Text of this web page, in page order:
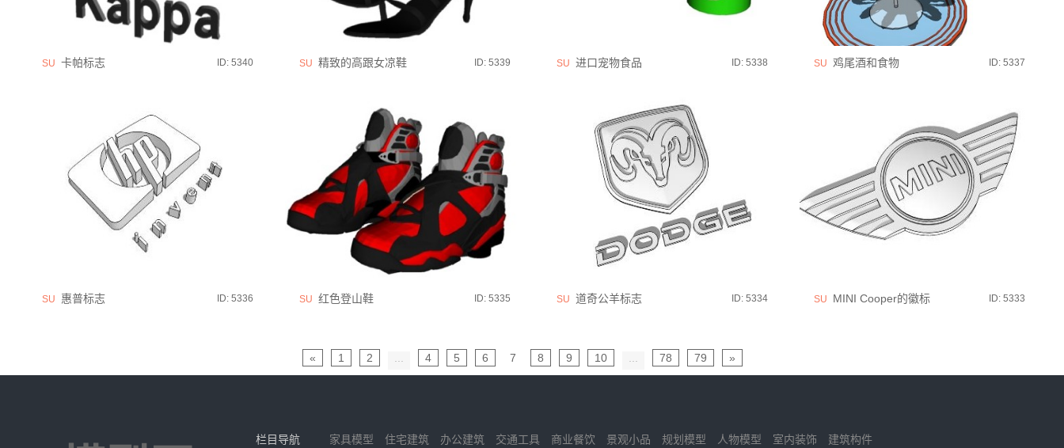
SU 卡帕标志 ID: 5340 SU 精致的高跟女凉鞋 ID: 5339 SU 进口宠物食品 ID: 5338 SU 鸡尾酒和食物 ID: 5337
SU 惠普标志 ID: 5336 SU 红色登山鞋 ID: 5335 SU 道奇公羊标志 ID: 5334 SU MINI Cooper的徽标 ID: 5333
« 1 2 4 5 6 7 8 9 10 78 79 »
栏目导航 家具模型 住宅建筑 办公建筑 交通工具 商业餐饮 景观小品 规划模型 人物模型 室内装饰 建筑构件